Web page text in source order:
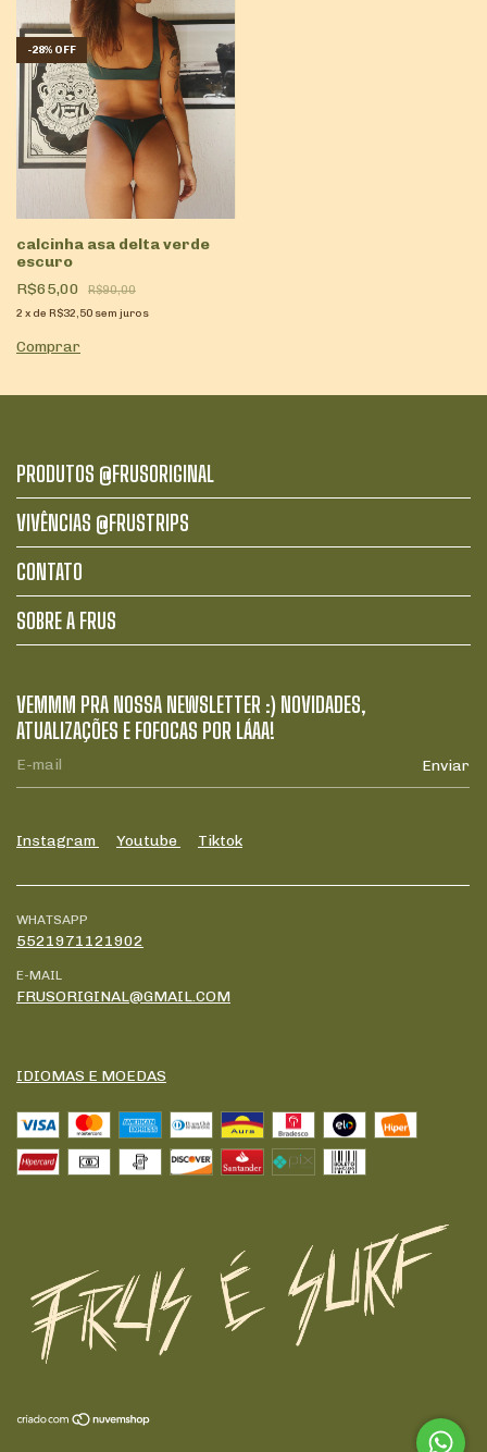
-28% OFF
calcinha asa delta verde
escuro
R$65,00
R$90,00
2 x de R$32,50 sem juros
Comprar
PRODUTOS @FRUSORIGINAL
VIVÊNCIAS @FRUSTRIPS
CONTATO
SOBRE A FRUS
VEMMM PRA NOSSA NEWSLETTER :) NOVIDADES,
ATUALIZAÇÕES E FOFOCAS POR LÁAA!
Instagram Youtube Tiktok
WHATSAPP
5521971121902
E-MAIL
FRUSORIGINAL@GMAIL.COM
IDIOMAS E MOEDAS